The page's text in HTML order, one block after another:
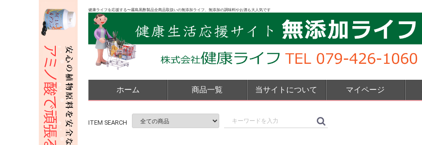
健康ライフを応援する〜霧島黒酢製品全商品取扱いの無添加ライフ、無添加の調味料やお酒も大人気です
ホーム 商品一覧 当サイトについて マイページ
ITEM SEARCH